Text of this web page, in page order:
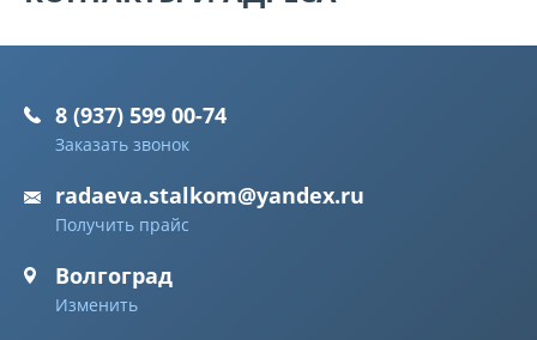
8 (937) 599 00-74
Заказать звонок
radaeva.stalkom@yandex.ru
Получить прайс
Волгоград
Изменить